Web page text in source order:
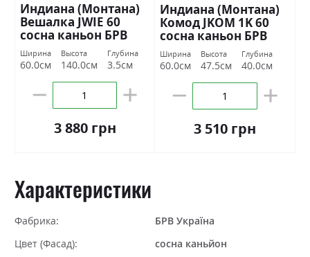
Индиана (Монтана)
Вешалка JWIE 60
сосна каньон БРВ
Украина
Ширина
60.0см
Высота
140.0см
Глубина
3.5см
3 880 грн
Индиана (Монтана)
Комод JKOM 1K 60
сосна каньон БРВ
Украина
Ширина
60.0см
Высота
47.5см
Глубина
40.0см
3 510 грн
Характеристики
Фабрика:
БРВ Україна
Цвет (Фасад):
сосна каньйон